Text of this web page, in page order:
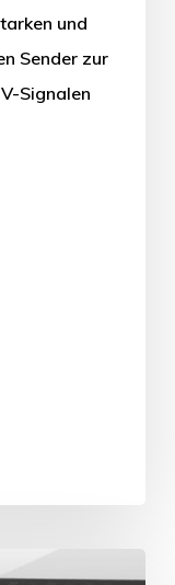
und
Sender zur
Signalen